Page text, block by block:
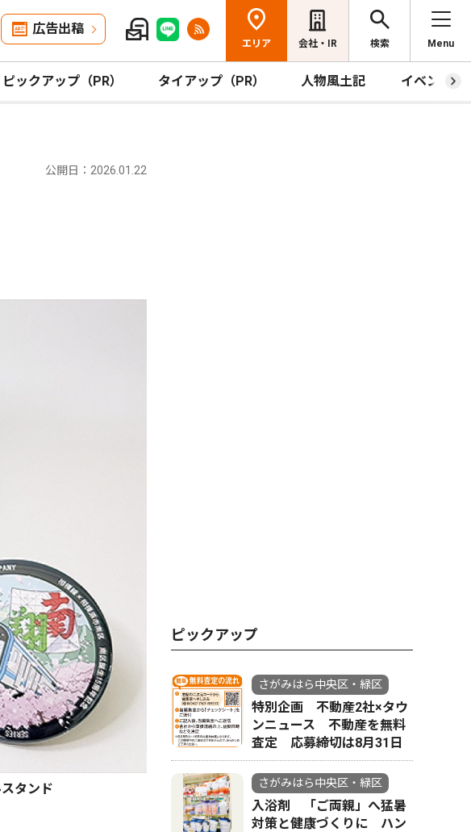
広告出稿
エリア 会社・IR 検索 Menu
ピックアップ（PR） タイアップ（PR） 人物風土記 イベント
公開日：2026.01.22
タンド
ピックアップ
さがみはら中央区・緑区
特別企画 不動産2社×タウ
ンニュース 不動産を無料
査定 応募締切は8月31日
さがみはら中央区・緑区
入浴剤 「ご両親」へ猛暑
対策と健康づくりに ハン